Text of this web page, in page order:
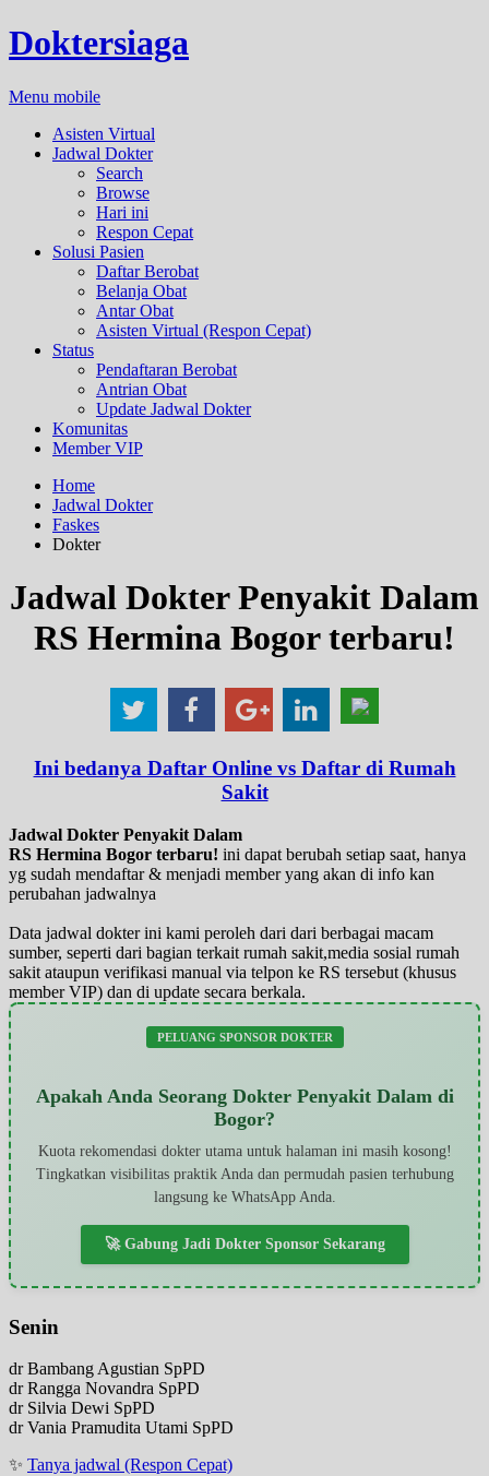
Doktersiaga
Menu mobile
Asisten Virtual
Jadwal Dokter
Search
Browse
Hari ini
Respon Cepat
Solusi Pasien
Daftar Berobat
Belanja Obat
Antar Obat
Asisten Virtual (Respon Cepat)
Status
Pendaftaran Berobat
Antrian Obat
Update Jadwal Dokter
Komunitas
Member VIP
Home
Jadwal Dokter
Faskes
Dokter
Jadwal Dokter Penyakit Dalam
RS Hermina Bogor terbaru!
Ini bedanya Daftar Online vs Daftar di Rumah
Sakit
Jadwal Dokter Penyakit Dalam
RS Hermina Bogor terbaru! ini dapat berubah setiap saat, hanya
yg sudah mendaftar & menjadi member yang akan di info kan
perubahan jadwalnya
Data jadwal dokter ini kami peroleh dari dari berbagai macam
sumber, seperti dari bagian terkait rumah sakit,media sosial rumah
sakit ataupun verifikasi manual via telpon ke RS tersebut (khusus
member VIP) dan di update secara berkala.
PELUANG SPONSOR DOKTER
Apakah Anda Seorang Dokter Penyakit Dalam di
Bogor?
Kuota rekomendasi dokter utama untuk halaman ini masih kosong!
Tingkatkan visibilitas praktik Anda dan permudah pasien terhubung
langsung ke WhatsApp Anda.
🚀 Gabung Jadi Dokter Sponsor Sekarang
Senin
dr Bambang Agustian SpPD
dr Rangga Novandra SpPD
dr Silvia Dewi SpPD
dr Vania Pramudita Utami SpPD
✨ Tanya jadwal (Respon Cepat)